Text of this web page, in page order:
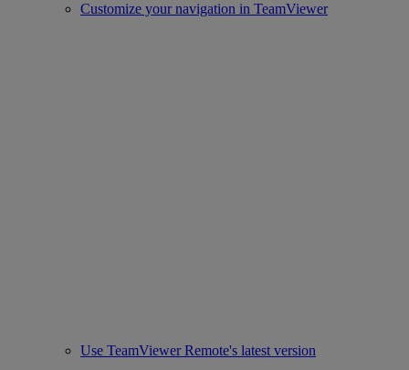
Customize your navigation in TeamViewer
Use TeamViewer Remote's latest version